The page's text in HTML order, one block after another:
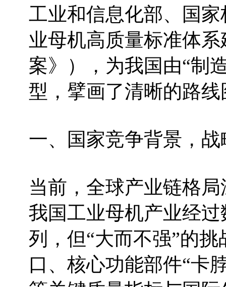
工业和信息化部、国
业母机高质量标准体
案》），为我国由“制
型，擘画了清晰的路
一、国家竞争背景，
当前，全球产业链格
我国工业母机产业经
列，但“大而不强”的
口、核心功能部件“卡